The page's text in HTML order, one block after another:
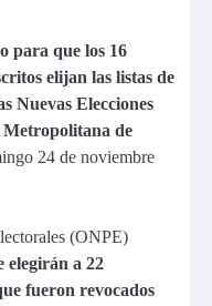
para que los 16
elijan las listas de
Nuevas Elecciones
de
24 de noviembre
(ONPE)
elegirán a 22
fueron revocados